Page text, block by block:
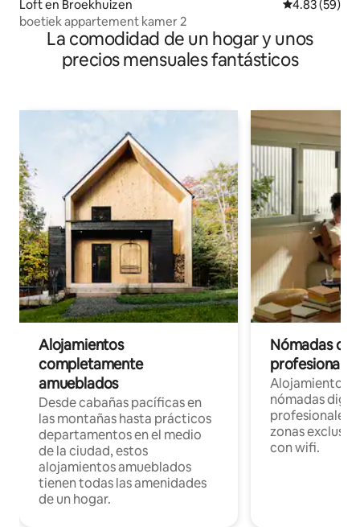
Loft en Broekhuizen Calificación
4.83 (59)
boetiek appartement kamer 2
La comodidad de un hogar y unos
precios mensuales fantásticos
Alojamientos
completamente
amueblados
Desde cabañas pacíficas en
las montañas hasta prácticos
departamentos en el medio
de la ciudad, estos
alojamientos amueblados
tienen todas las amenidades
de un hogar.
Nómadas
Alojamientos
nómadas
profesionales
zonas
con wifi.